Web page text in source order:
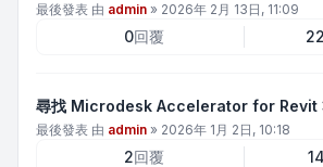
最後發表 由 admin » 2026年 2月 13日, 11:09
0回覆
尋找 Microdesk Accelerator for Revit
最後發表 由 admin » 2026年 1月 2日, 10:18
2回覆